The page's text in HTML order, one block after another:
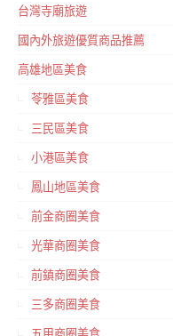
台灣寺廟旅遊
國內外旅遊優質商品推薦
高雄地區美食
苓雅區美食
三民區美食
小港區美食
鳳山地區美食
前金商圈美食
光華商圈美食
前鎮商圈美食
三多商圈美食